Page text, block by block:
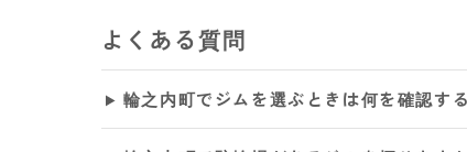
よくある質問
輪之内町でジムを選ぶときは何を確認す